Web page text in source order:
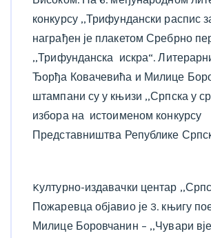
конкурсу ,,Трифундански распис
награђен је плакетом Сребрно
,,Трифунданска искра“.
Ђорђа Ковачевића и Милице
штампани су у књизи ,,Српска у
избора на истоименом конкурсу
Представништва Републике
Kултурно-издавачки центар
Пожаревца објавио је 3. књигу
Милице Боровчанин – ,,Чувари